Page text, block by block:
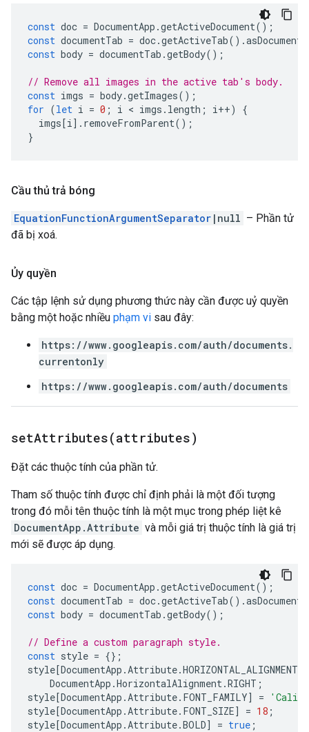
const doc = DocumentApp .getActiveDocument();
const documentTab = doc.getActiveTab().
const body = documentTab .getBody();
// Remove all images in the active tab's body.
const imgs = body.getImages();
for (let i = 0 ; i < imgs . length ; i++)
{
imgs[i]. removeFromParent();
}
Cầu thủ trả bóng
EquationFunctionArgumentSeparator |null – Phần tử
đã bị xoá.
Ủy quyền
Các tập lệnh sử dụng phương thức này cần được uỷ quyền
bằng một hoặc nhiều phạm vi sau đây:
https://www.googleapis.com/auth/documents.
currentonly
https://www.googleapis.com/auth/documents
setAttributes(attributes)
Đặt các thuộc tính của phần tử.
Tham số thuộc tính được chỉ định phải là một đối tượng
trong đó mỗi tên thuộc tính là một mục trong phép liệt kê
DocumentApp.Attribute và mỗi giá trị thuộc tính là giá trị
mới sẽ được áp dụng.
const doc = DocumentApp .getActiveDocument();
const documentTab = doc.getActiveTab().
const body = documentTab .getBody();
// Define a custom paragraph style.
const style = {};
style[DocumentApp .Attribute.HORIZONTAL_ALIGNMENT
DocumentApp .HorizontalAlignment.RIGHT ;
style[DocumentApp .Attribute. FONT_FAMILY] =
style[DocumentApp .Attribute. FONT_SIZE] = 18 ;
style[DocumentApp .Attribute.BOLD] = true ;